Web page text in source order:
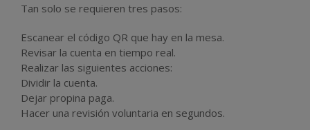
Tan solo se requieren tres pasos:
Escanear el código QR que hay en la mesa.
Revisar la cuenta en tiempo real.
Realizar las siguientes acciones:
Dividir la cuenta.
Dejar propina paga.
Hacer una revisión voluntaria en segundos.